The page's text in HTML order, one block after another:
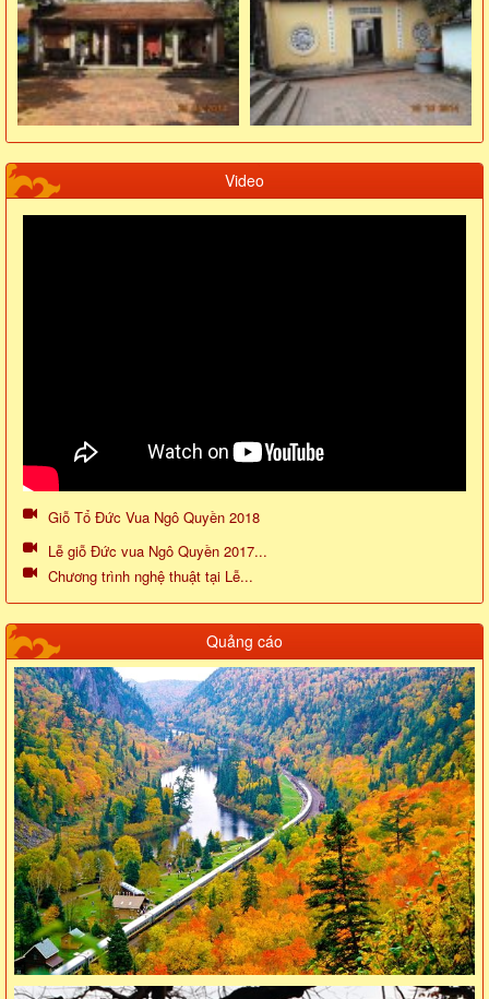
Video
Giỗ Tổ Đức Vua Ngô Quyền 2018
Lễ giỗ Đức vua Ngô Quyền 2017...
Chương trình nghệ thuật tại Lễ...
Quảng cáo